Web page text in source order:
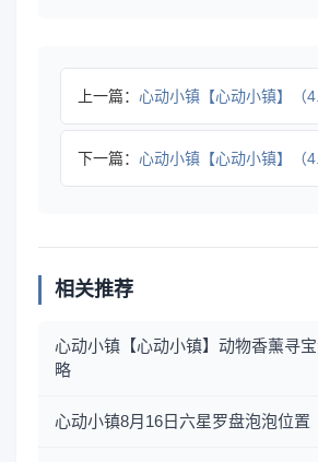
上一篇： 心动小镇【心动小镇】（4.28）溜溜
下一篇： 心动小镇【心动小镇】（4.27）溜溜
相关推荐
心动小镇【心动小镇】动物香薰寻
略
心动小镇8月16日六星罗盘泡泡位置